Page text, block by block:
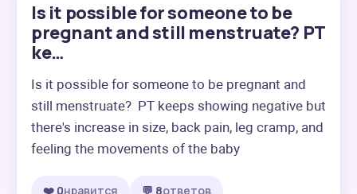
Is it possible for someone to be
pregnant and still menstruate? PT
ke…
Is it possible for someone to be pregnant and
still menstruate?  PT keeps showing negative but
there's increase in size, back pain, leg cramp, and
feeling the movements of the baby
❤️ 0нравится 💬 8ответов